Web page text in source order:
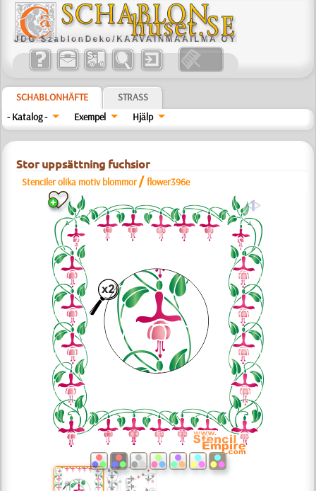
SCHABLONHÄFTE
STRASS
- Katalog -
Exempel Hjälp
Stor uppsättning fuchsior
Stenciler olika motiv blommor /flower396e
a